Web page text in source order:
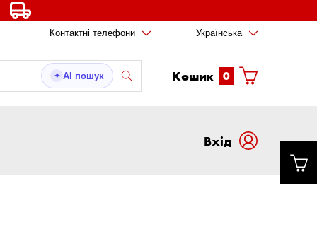
Контактні телефони Українська
✦ AI пошук Кошик 0
Вxід